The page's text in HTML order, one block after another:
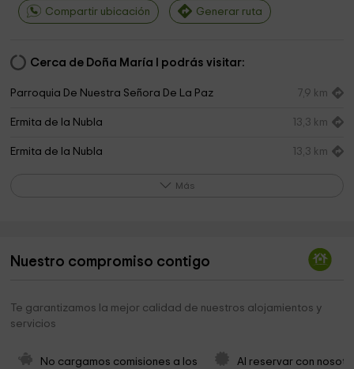
Compartir ubicación Generar ruta
Cerca de Doña María I podrás visitar:
Parroquia De Nuestra Señora De La Paz 7,9 km
Ermita de la Nubla 13,3 km
Ermita de la Nubla 13,3 km
Ermita de San Julián 15,9 km
Ruta del Rio Borosa
Ermita de los Desamparados
Más
Nuestro compromiso contigo
Te garantizamos la mejor calidad de nuestros alojamientos y
servicios
No cargamos comisiones a los
Al reservar con